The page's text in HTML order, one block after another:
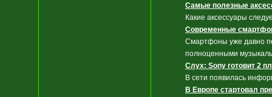
Самые полезные
Какие аксессуары
Современные
Смартфоны уже давно
полноценными
Слух: Sony готовит 2
В сети появилась
В Европе стартовал